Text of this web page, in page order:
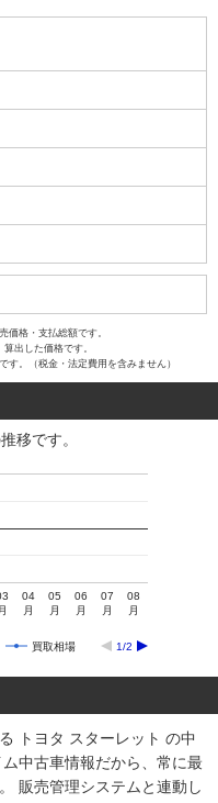
格・支払総額です。
出した価格です。
。（税金・法定費用を含みません）
移です。
買取相場 1/2
月
04
月
05
月
06
月
07
月
08
月
トヨタ スターレット の中
中古車情報だから、常に最
販売管理システムと連動し